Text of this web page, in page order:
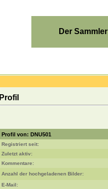
Der
Profil
Profil von: DNU501
Registriert seit:
Zuletzt aktiv:
Kommentare:
Anzahl der hochgeladenen Bilder:
E-Mail: